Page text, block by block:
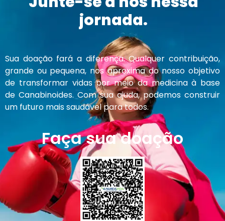
jornada.
Sua doação fará a diferença. Qualquer contribuição,
grande ou pequena, nos aproxima do nosso objetivo
de transformar vidas por meio da medicina à base
de Canabinoides. Com sua ajuda, podemos construir
um futuro mais saudável para todos.
Faça sua doação